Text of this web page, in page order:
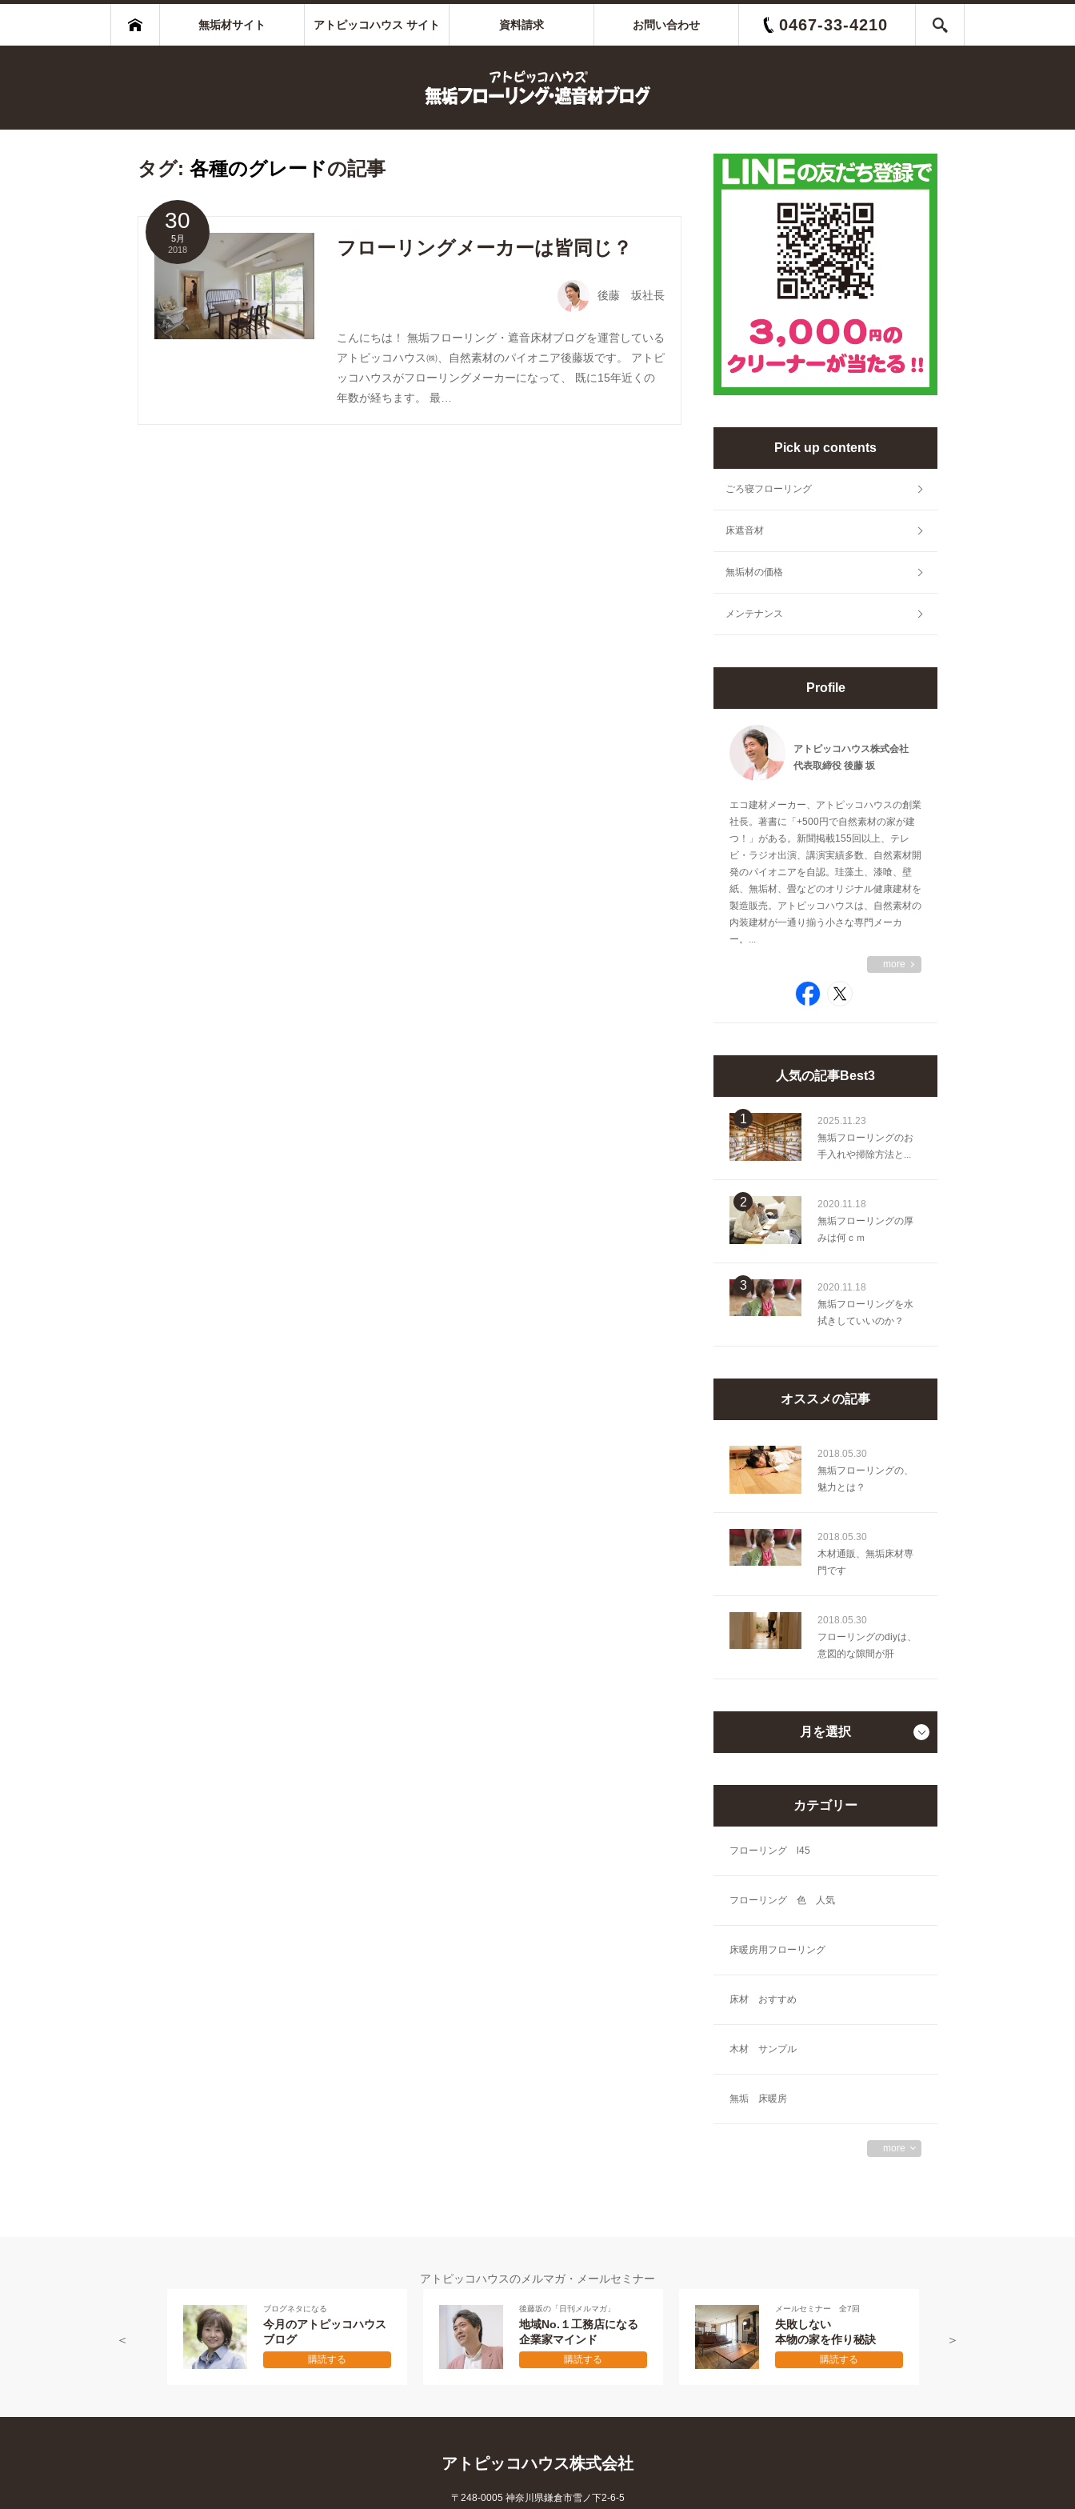
無垢材サイト アトピッコハウス サイト 資料請求 お問い合わせ 0467-33-4210
タグ: 各種のグレードの記事
30
5月
2018
フローリングメーカーは皆同じ？
後藤 坂社長
こんにちは！ 無垢フローリング・遮音床材ブログを運営している
アトピッコハウス㈱、自然素材のパイオニア後藤坂です。 アトピ
ッコハウスがフローリングメーカーになって、 既に15年近くの
年数が経ちます。 最…
Pick up contents
ごろ寝フローリング
床遮音材
無垢材の価格
メンテナンス
Profile
アトピッコハウス株式会社
代表取締役 後藤 坂
エコ建材メーカー、アトピッコハウスの創業
社長。著書に「+500円で自然素材の家が建
つ！」がある。新聞掲載155回以上、テレ
ビ・ラジオ出演、講演実績多数、自然素材開
発のパイオニアを自認。珪藻土、漆喰、壁
紙、無垢材、畳などのオリジナル健康建材を
製造販売。アトピッコハウスは、自然素材の
内装建材が一通り揃う小さな専門メーカ
ー。...
more
人気の記事Best3
1
2025.11.23
無垢フローリングのお
手入れや掃除方法と...
2
2020.11.18
無垢フローリングの厚
みは何ｃｍ
3
2020.11.18
無垢フローリングを水
拭きしていいのか？
オススメの記事
2018.05.30
無垢フローリングの、
魅力とは？
2018.05.30
木材通販、無垢床材専
門です
2018.05.30
フローリングのdiyは、
意図的な隙間が肝
月を選択
カテゴリー
フローリング l45
フローリング 色 人気
床暖房用フローリング
床材 おすすめ
木材 サンプル
無垢 床暖房
more
アトピッコハウスのメルマガ・メールセミナー
ブログネタになる
今月のアトピッコハウス
ブログ
購読する
後藤坂の「日刊メルマガ」
地域No.１工務店になる
企業家マインド
購読する
メールセミナー 全7回
失敗しない
本物の家を作り秘訣
購読する
アトピッコハウス株式会社
〒248-0005 神奈川県鎌倉市雪ノ下2-6-5